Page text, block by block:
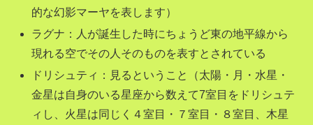
的な幻影マーヤを表します）
ラグナ：人が誕生した時にちょうど東の地平線から
現れる空でその人そのものを表すとされている
ドリシュティ：見るということ（太陽・月・水星・
金星は自身のいる星座から数えて7室目をドリシュテ
ィし、火星は同じく４室目・７室目・８室目、木星